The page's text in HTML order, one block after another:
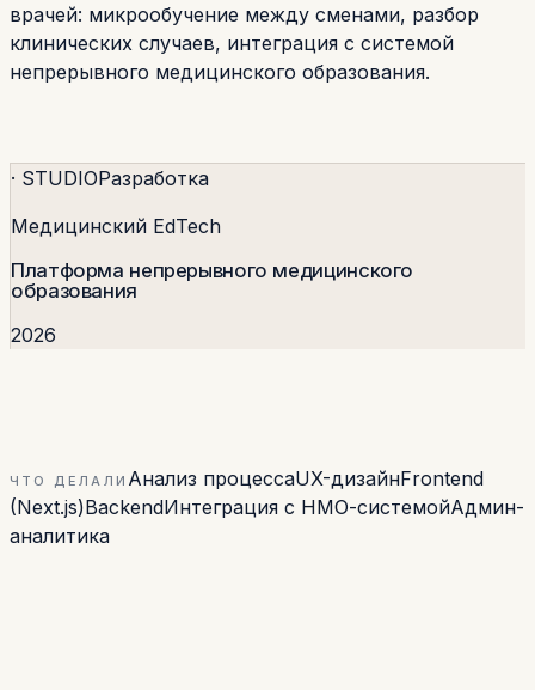
врачей: микрообучение между сменами, разбор
клинических случаев, интеграция с системой
непрерывного медицинского образования.
· STUDIOРазработка
Медицинский EdTech
Платформа непрерывного медицинского
образования
2026
ЧТО ДЕЛАЛИ Анализ процессаUX-дизайнFrontend
(Next.js)BackendИнтеграция с НМО-системойАдмин-
аналитика